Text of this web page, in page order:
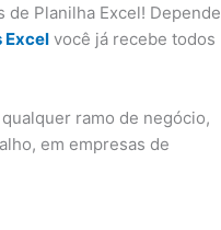
de Planilha Excel! Depende
Excel você já recebe todos
ramo de negócio,
em empresas de